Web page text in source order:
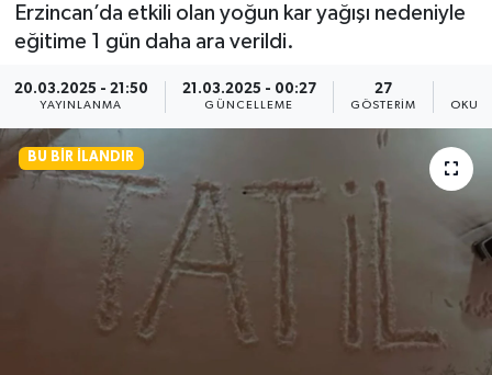
Erzincan’da etkili olan yoğun kar yağışı nedeniyle
eğitime 1 gün daha ara verildi.
20.03.2025 - 21:50
YAYINLANMA
21.03.2025 - 00:27
GÜNCELLEME
27
GÖSTERIM
BU BIR İLANDIR